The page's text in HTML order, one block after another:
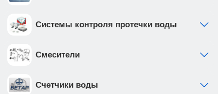
Системы контроля протечки воды
Смесители
Счетчики воды